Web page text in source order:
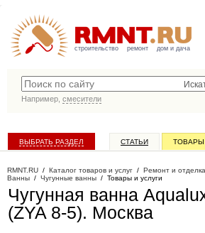
строительство ремонт дом и дача
Например, смесители
ВЫБРАТЬ РАЗДЕЛ СТАТЬИ ТОВАРЫ
RMNT.RU / Каталог товаров и услуг / Ремонт и отделка
Ванны / Чугунные ванны / Товары и услуги
Чугунная ванна
(ZYA 8-5). Москва